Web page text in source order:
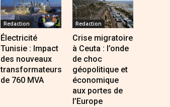
Redaction
Électricité
Tunisie : Impact
des nouveaux
transformateurs
de 760 MVA
Redaction
Crise migratoire
à Ceuta : l’onde
de choc
géopolitique et
économique
aux portes de
l’Europe